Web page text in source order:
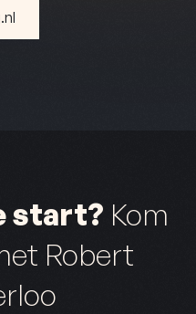
start? Kom
Robert